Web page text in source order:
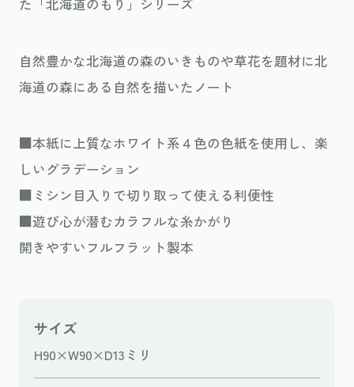
た「北海道のもり」シリーズ
自然豊かな北海道の森のいきものや草花を題材に北
海道の森にある自然を描いたノート
■本紙に上質なホワイト系４色の色紙を使用し、楽
しいグラデーション
■ミシン目入りで切り取って使える利便性
■遊び心が潜むカラフルな糸かがり
開きやすいフルフラット製本
サイズ
H90×W90×D13ミリ